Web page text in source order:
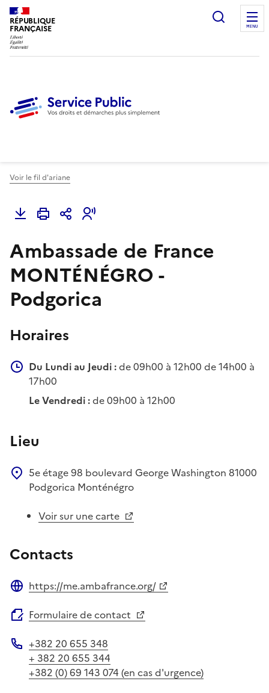
RÉPUBLIQUE
FRANÇAISE
Ouvrir
MENU
Voir le fil d'ariane
Ambassade de France
MONTÉNÉGRO -
Podgorica
Horaires
Du Lundi au Jeudi :de 09h00 à 12h00 de 14h00 à
17h00
Le Vendredi :de 09h00 à 12h00
Lieu
5e étage98 boulevard George Washington 81000
Podgorica Monténégro
Voir sur une carte
Contacts
https://me.ambafrance.org/
Formulaire de contact
Téléphone
+382 20 655 348
+ 382 20 655 344
+382 (0) 69 143 074 (en cas d'urgence)